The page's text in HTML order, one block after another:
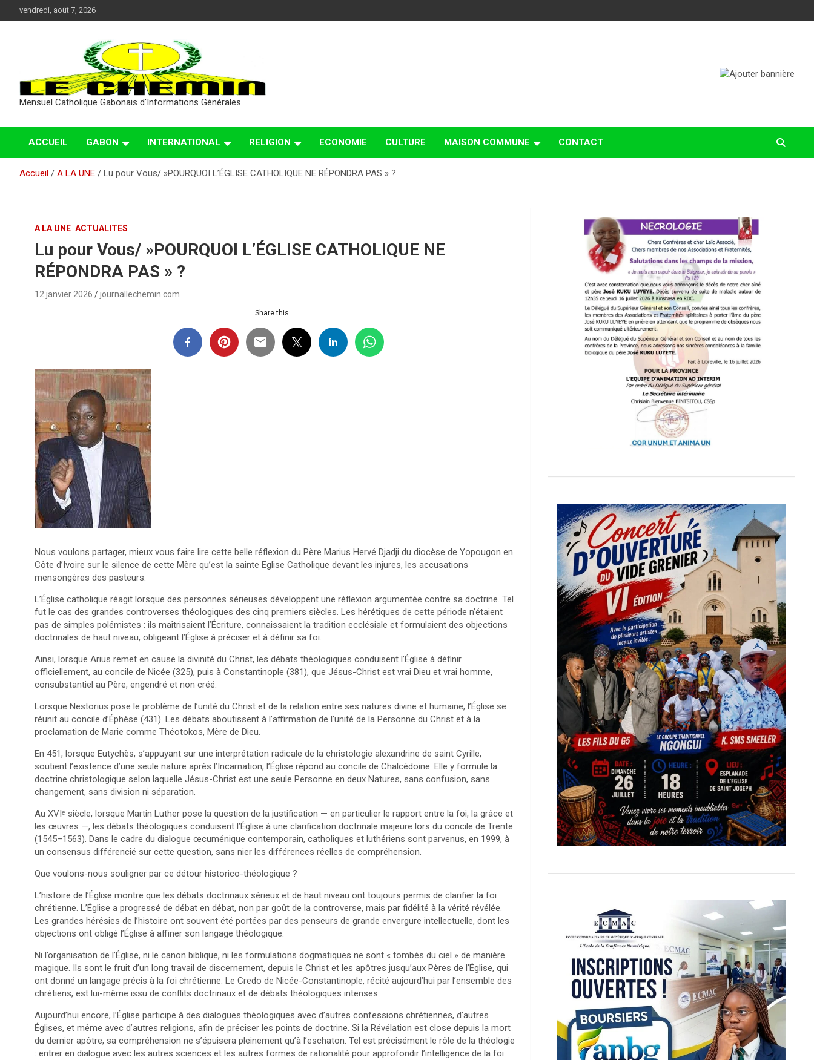
au
vendredi, août 7, 2026
Mensuel Catholique Gabonais d'Informations Générales
ACCUEIL GABON INTERNATIONAL RELIGION ECONOMIE CULTURE MAISON COMMUNE CONTACT
Accueil A LA UNE Lu pour Vous/ »POURQUOI L’ÉGLISE CATHOLIQUE NE RÉPONDRA PAS » ?
A LA UNE ACTUALITES
Lu pour Vous/ »POURQUOI L’ÉGLISE CATHOLIQUE NE
RÉPONDRA PAS » ?
12 janvier 2026 journallechemin.com
Share this...
Nous voulons partager, mieux vous faire lire cette belle réflexion du Père Marius Hervé Djadji du diocèse de Yopougon en
Côte d’Ivoire sur le silence de cette Mère qu’est la sainte Eglise Catholique devant les injures, les accusations
mensongères des pasteurs.
L’Église catholique réagit lorsque des personnes sérieuses développent une réflexion argumentée contre sa doctrine. Tel
fut le cas des grandes controverses théologiques des cinq premiers siècles. Les hérétiques de cette période n’étaient
pas de simples polémistes : ils maîtrisaient l’Écriture, connaissaient la tradition ecclésiale et formulaient des objections
doctrinales de haut niveau, obligeant l’Église à préciser et à définir sa foi.
Ainsi, lorsque Arius remet en cause la divinité du Christ, les débats théologiques conduisent l’Église à définir
officiellement, au concile de Nicée (325), puis à Constantinople (381), que Jésus-Christ est vrai Dieu et vrai homme,
consubstantiel au Père, engendré et non créé.
Lorsque Nestorius pose le problème de l’unité du Christ et de la relation entre ses natures divine et humaine, l’Église se
réunit au concile d’Éphèse (431). Les débats aboutissent à l’affirmation de l’unité de la Personne du Christ et à la
proclamation de Marie comme Théotokos, Mère de Dieu.
En 451, lorsque Eutychès, s’appuyant sur une interprétation radicale de la christologie alexandrine de saint Cyrille,
soutient l’existence d’une seule nature après l’Incarnation, l’Église répond au concile de Chalcédoine. Elle y formule la
doctrine christologique selon laquelle Jésus-Christ est une seule Personne en deux Natures, sans confusion, sans
changement, sans division ni séparation.
Au XVIᵉ siècle, lorsque Martin Luther pose la question de la justification — en particulier le rapport entre la foi, la grâce et
les œuvres —, les débats théologiques conduisent l’Église à une clarification doctrinale majeure lors du concile de Trente
(1545–1563). Dans le cadre du dialogue œcuménique contemporain, catholiques et luthériens sont parvenus, en 1999, à
un consensus différencié sur cette question, sans nier les différences réelles de compréhension.
Que voulons-nous souligner par ce détour historico-théologique ?
L’histoire de l’Église montre que les débats doctrinaux sérieux et de haut niveau ont toujours permis de clarifier la foi
chrétienne. L’Église a progressé de débat en débat, non par goût de la controverse, mais par fidélité à la vérité révélée.
Les grandes hérésies de l’histoire ont souvent été portées par des penseurs de grande envergure intellectuelle, dont les
objections ont obligé l’Église à affiner son langage théologique.
Ni l’organisation de l’Église, ni le canon biblique, ni les formulations dogmatiques ne sont « tombés du ciel » de manière
magique. Ils sont le fruit d’un long travail de discernement, depuis le Christ et les apôtres jusqu’aux Pères de l’Église, qui
ont donné un langage précis à la foi chrétienne. Le Credo de Nicée-Constantinople, récité aujourd’hui par l’ensemble des
chrétiens, est lui-même issu de conflits doctrinaux et de débats théologiques intenses.
Aujourd’hui encore, l’Église participe à des dialogues théologiques avec d’autres confessions chrétiennes, d’autres
Églises, et même avec d’autres religions, afin de préciser les points de doctrine. Si la Révélation est close depuis la mort
du dernier apôtre, sa compréhension ne s’épuisera pleinement qu’à l’eschaton. Tel est précisément le rôle de la théologie
: entrer en dialogue avec les autres sciences et les autres formes de rationalité pour approfondir l’intelligence de la foi.